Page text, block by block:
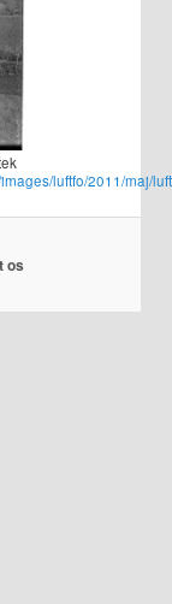
luftfo/2011/maj/
os